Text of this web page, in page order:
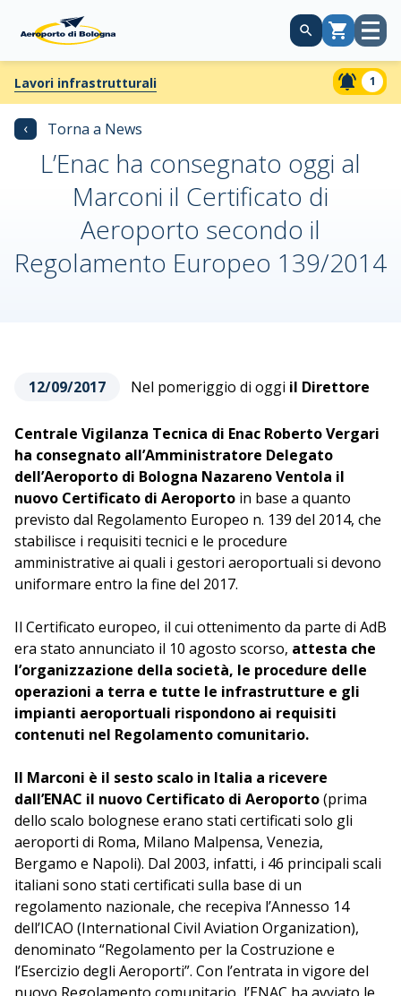
CarrelloApri
Lavori infrastrutturali 1
‹ Torna a News
L’Enac ha consegnato oggi al
Marconi il Certificato di
Aeroporto secondo il
Regolamento Europeo 139/2014
12/09/2017 Nel pomeriggio di oggi il Direttore
Centrale Vigilanza Tecnica di Enac Roberto Vergari
ha consegnato all’Amministratore Delegato
dell’Aeroporto di Bologna Nazareno Ventola il
nuovo Certificato di Aeroporto in base a quanto
previsto dal Regolamento Europeo n. 139 del 2014, che
stabilisce i requisiti tecnici e le procedure
amministrative ai quali i gestori aeroportuali si devono
uniformare entro la fine del 2017.
Il Certificato europeo, il cui ottenimento da parte di AdB
era stato annunciato il 10 agosto scorso, attesta che
l’organizzazione della società, le procedure delle
operazioni a terra e tutte le infrastrutture e gli
impianti aeroportuali rispondono ai requisiti
contenuti nel Regolamento comunitario.
Il Marconi è il sesto scalo in Italia a ricevere
dall’ENAC il nuovo Certificato di Aeroporto(prima
dello scalo bolognese erano stati certificati solo gli
aeroporti di Roma, Milano Malpensa, Venezia,
Bergamo e Napoli). Dal 2003, infatti, i 46 principali scali
italiani sono stati certificati sulla base di un
regolamento nazionale, che recepiva l’Annesso 14
dell’ICAO (International Civil Aviation Organization),
denominato “Regolamento per la Costruzione e
l’Esercizio degli Aeroporti”. Con l’entrata in vigore del